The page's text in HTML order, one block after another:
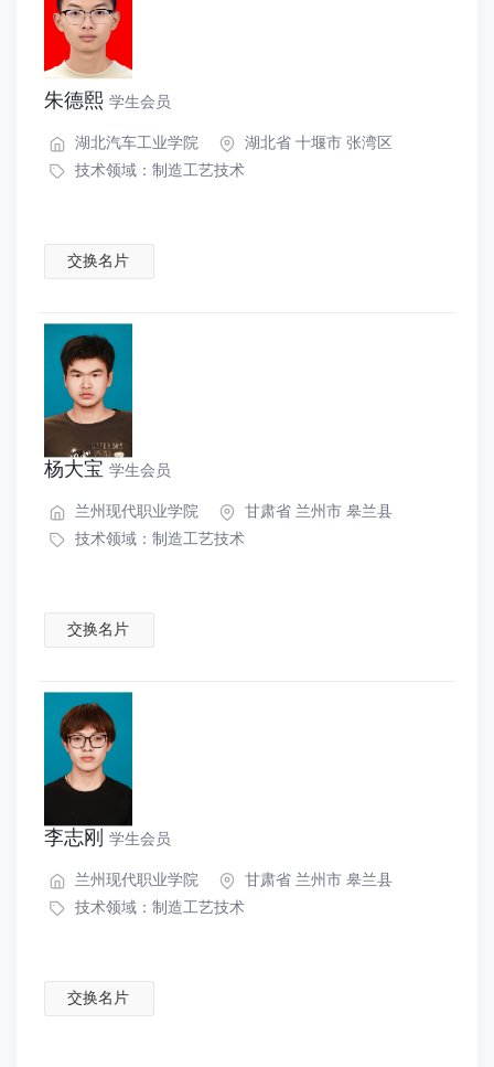
朱德熙 学生会员
湖北汽车工业学院
湖北省 十堰市 张湾区
技术领域： 制造工艺技术
交换名片
杨大宝 学生会员
兰州现代职业学院
甘肃省 兰州市 皋兰县
技术领域： 制造工艺技术
交换名片
李志刚 学生会员
兰州现代职业学院
甘肃省 兰州市 皋兰县
技术领域： 制造工艺技术
交换名片